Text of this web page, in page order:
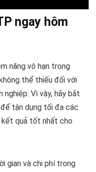
ngay hôm
năng vô hạn trong
thể thiếu đối với
Vì vậy, hãy bắt
tận dụng tối đa các
quả tốt nhất cho
gian và chi phí trong